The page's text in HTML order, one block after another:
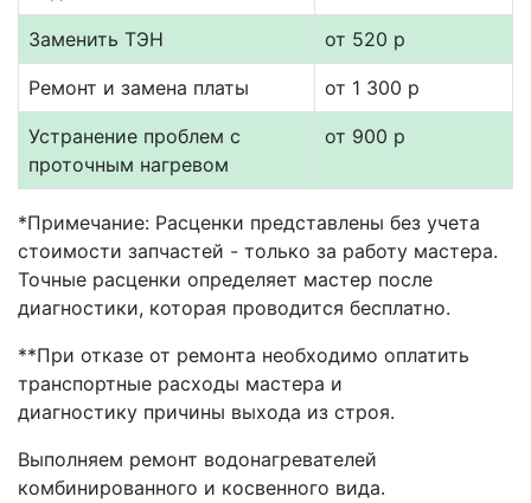
Заменить ТЭН от 520 р
Ремонт и замена платы от 1 300 р
Устранение проблем с
проточным нагревом
от 900 р
*Примечание: Расценки представлены без учета
стоимости запчастей - только за работу мастера.
Точные расценки определяет мастер после
диагностики, которая проводится бесплатно.
**При отказе от ремонта необходимо оплатить
транспортные расходы мастера и
диагностику причины выхода из строя.
Выполняем ремонт водонагревателей
комбинированного и косвенного вида.